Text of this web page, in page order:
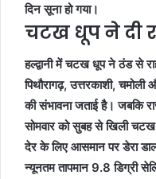
दिन सूना हो गया।
चटख धूप ने दी
हल्द्वानी में चटख धूप ने ठंड से
पिथौरागढ़, उत्तरकाशी, चमोली
की संभावना जताई है। जबकि
सोमवार को सुबह से खिली
देर के लिए आसमान पर डेरा
न्यूनतम तापमान 9.8 डिग्री